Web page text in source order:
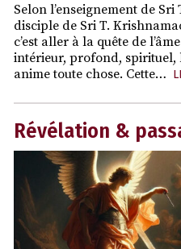
Selon l’enseignement de
disciple de Sri T.
c’est aller à la quête de
intérieur, profond, spirituel,
anime toute chose. Cette…
Révélation &